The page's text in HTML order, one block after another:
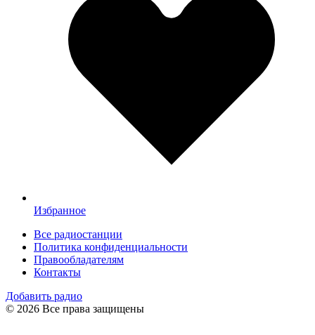
Избранное
Все радиостанции
Политика конфиденциальности
Правообладателям
Контакты
Добавить радио
© 2026 Все права защищены